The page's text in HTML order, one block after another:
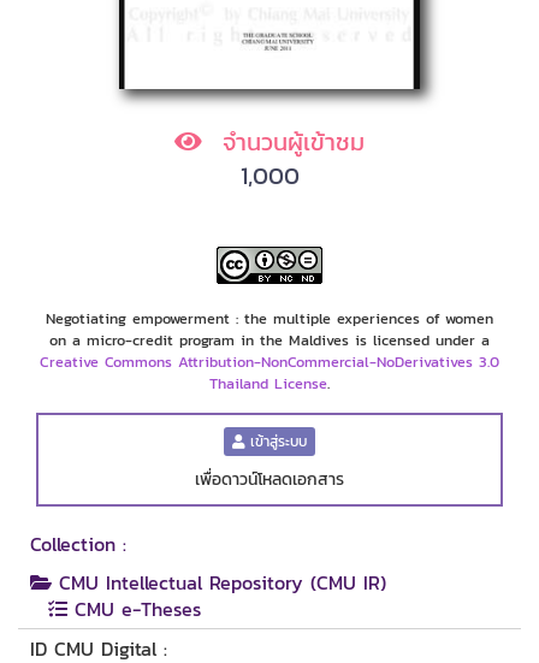
จำนวนผู้เข้าชม
1,000
Negotiating empowerment : the multiple experiences of women
on a micro-credit program in the Maldives is licensed under a
Creative Commons Attribution-NonCommercial-NoDerivatives 3.0
Thailand License.
เข้าสู่ระบบ
เพื่อดาวน์โหลดเอกสาร
Collection :
CMU Intellectual Repository (CMU IR)
CMU e-Theses
ID CMU Digital :